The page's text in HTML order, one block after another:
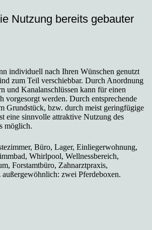
Nutzung bereits gebauter
individuell nach Ihren Wünschen genutzt
zum Teil verschiebbar. Durch Anordnung
und Kanalanschlüssen kann für einen
vorgesorgt werden. Durch entsprechende
Grundstück, bzw. durch meist geringfügige
eine sinnvolle attraktive Nutzung des
möglich.
Büro, Lager, Einliegerwohnung,
Whirlpool, Wellnessbereich,
Forstamtbüro, Zahnarztpraxis,
außergewöhnlich: zwei Pferdeboxen.